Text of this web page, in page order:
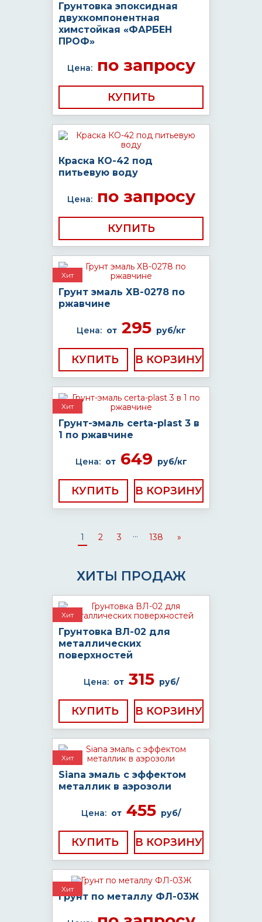
Грунтовка эпоксидная
двухкомпонентная
химстойкая «ФАРБЕН
ПРОФ»
Цена:по запросу
КУПИТЬ
Краска КО-42 под
питьевую воду
Цена:по запросу
КУПИТЬ
Хит
Грунт эмаль ХВ-0278 по
ржавчине
Цена: от295 руб/кг
КУПИТЬ
Хит
Грунт-эмаль certa-plast 3 в
1 по ржавчине
Цена: от649 руб/кг
КУПИТЬ
1 2 3 ... 138 »
ХИТЫ ПРОДАЖ
Хит
Грунтовка ВЛ-02 для
металлических
поверхностей
Цена: от315 руб/
КУПИТЬ
Хит
Siana эмаль с эффектом
металлик в аэрозоли
Цена: от 455 руб/
КУПИТЬ
Хит
Грунт по металлу ФЛ-03Ж